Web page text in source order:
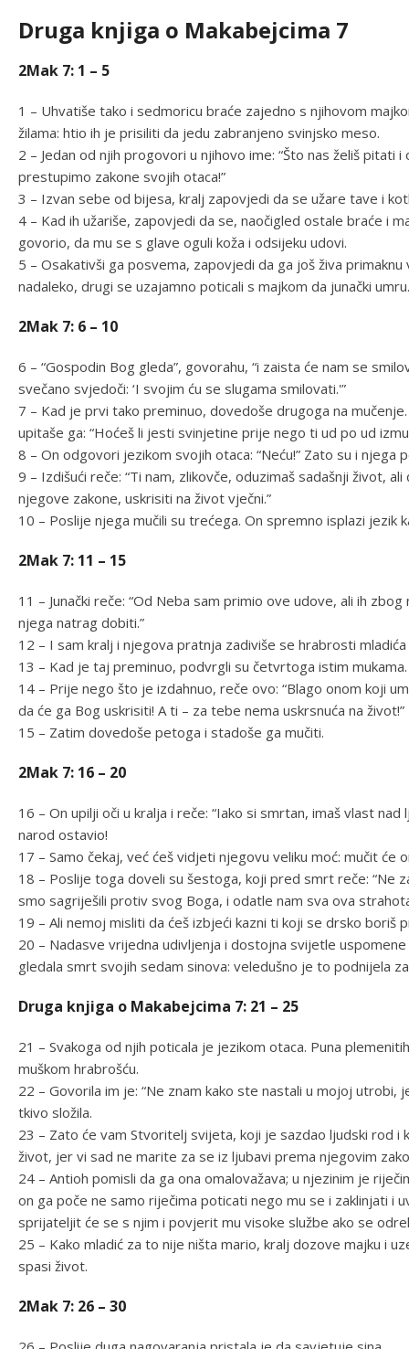
Druga knjiga o Makabejcima 7
2Mak 7: 1 – 5
1 – Uhvatiše tako i sedmoricu braće zajedno s njihovom
žilama: htio ih je prisiliti da jedu zabranjeno svinjsko meso.
2 – Jedan od njih progovori u njihovo ime: “Što nas želiš pitati
prestupimo zakone svojih otaca!”
3 – Izvan sebe od bijesa, kralj zapovjedi da se užare tave i
4 – Kad ih užariše, zapovjedi da se, naočigled ostale braće i
govorio, da mu se s glave oguli koža i odsijeku udovi.
5 – Osakativši ga posvema, zapovjedi da ga još živa
nadaleko, drugi se uzajamno poticali s majkom da junački umru.
2Mak 7: 6 – 10
6 – “Gospodin Bog gleda”, govorahu, “i zaista će nam se
svečano svjedoči: ‘I svojim ću se slugama smilovati.'”
7 – Kad je prvi tako preminuo, dovedoše drugoga na
upitaše ga: “Hoćeš li jesti svinjetine prije nego ti ud po ud
8 – On odgovori jezikom svojih otaca: “Neću!” Zato su i njega
9 – Izdišući reče: “Ti nam, zlikovče, oduzimaš sadašnji život,
njegove zakone, uskrisiti na život vječni.”
10 – Poslije njega mučili su trećega. On spremno isplazi jezik
2Mak 7: 11 – 15
11 – Junački reče: “Od Neba sam primio ove udove, ali ih
njega natrag dobiti.”
12 – I sam kralj i njegova pratnja zadiviše se hrabrosti
13 – Kad je taj preminuo, podvrgli su četvrtoga istim mukama.
14 – Prije nego što je izdahnuo, reče ovo: “Blago onom koji
da će ga Bog uskrisiti! A ti – za tebe nema uskrsnuća na život!”
15 – Zatim dovedoše petoga i stadoše ga mučiti.
2Mak 7: 16 – 20
16 – On upilji oči u kralja i reče: “Iako si smrtan, imaš vlast
narod ostavio!
17 – Samo čekaj, već ćeš vidjeti njegovu veliku moć: mučit će
18 – Poslije toga doveli su šestoga, koji pred smrt reče: “Ne
smo sagriješili protiv svog Boga, i odatle nam sva ova
19 – Ali nemoj misliti da ćeš izbjeći kazni ti koji se drsko boriš
20 – Nadasve vrijedna udivljenja i dostojna svijetle
gledala smrt svojih sedam sinova: veledušno je to podnijela
Druga knjiga o Makabejcima 7: 21 – 25
21 – Svakoga od njih poticala je jezikom otaca. Puna
muškom hrabrošću.
22 – Govorila im je: “Ne znam kako ste nastali u mojoj utrobi,
tkivo složila.
23 – Zato će vam Stvoritelj svijeta, koji je sazdao ljudski rod
život, jer vi sad ne marite za se iz ljubavi prema njegovim
24 – Antioh pomisli da ga ona omalovažava; u njezinim je
on ga poče ne samo riječima poticati nego mu se i zaklinjati i
sprijateljit će se s njim i povjerit mu visoke službe ako se
25 – Kako mladić za to nije ništa mario, kralj dozove majku i
spasi život.
2Mak 7: 26 – 30